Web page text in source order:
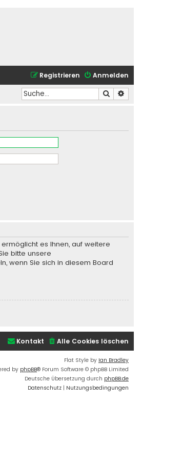
Anmelden
Registrieren
Suche
es Ihnen, auf weitere
bitte unsere
wenn Sie sich in diesem Board
Alle Cookies löschen
Kontakt
Flat Style by Ian Bradley
by phpBB® Forum Software © phpBB Limited
Deutsche Übersetzung durch phpBB.de
Datenschutz | Nutzungsbedingungen